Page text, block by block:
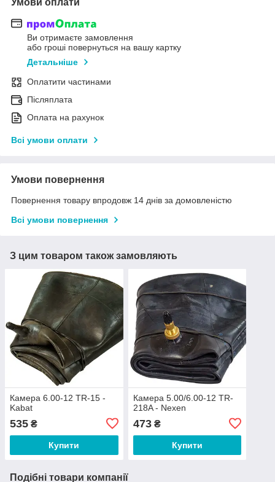
Ви отримаєте замовлення
або гроші повернуться на вашу картку
Детальніше
Оплатити частинами
Післяплата
Оплата на рахунок
Всі умови оплати
Умови повернення
Повернення товару впродовж 14 днів за домовленістю
Всі умови повернення
З цим товаром також замовляють
Камера 6.00-12 TR-15 -
Kabat
535 ₴
Купити
Камера 5.00/6.00-12 TR-
218A - Nexen
473₴
Купити
Подібні товари компанії